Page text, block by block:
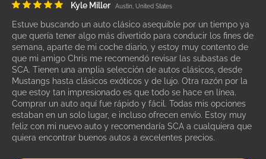
Kyle Miller Austin, United States
Estuve buscando un auto clásico asequible por un tiempo ya
que quería tener algo más divertido para conducir los fines de
semana, aparte de mi coche diario, y estoy muy contento de
que mi amigo Chris me recomendó revisar las subastas de
SCA. Tienen una amplia selección de autos clásicos, desde
Mustangs hasta clásicos exóticos y de lujo. Otra razón por la
que estoy tan impresionado es que todo se hace en línea.
Comprar un auto aquí fue rápido y fácil. Todas mis opciones
estaban en un solo lugar, e incluso ofrecen envío. Estoy muy
feliz con mi nuevo auto y recomendaría SCA a cualquiera que
quiera encontrar buenos autos a excelentes precios.